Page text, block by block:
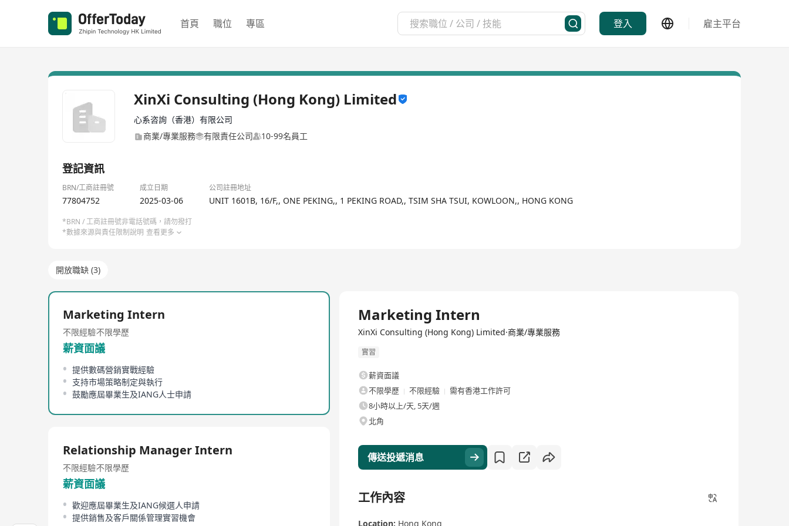
首頁 職位 專區 登入 雇主平台
XinXi Consulting (Hong Kong) Limited
心系咨詢（香港）有限公司
商業/專業服務
有限責任公司 10-99名員工
登記資訊
BRN/工商註冊號 成立日期 公司註冊地址
77804752 2025-03-06 UNIT 1601B, 16/F,, ONE PEKING,, 1 PEKING ROAD,, TSIM SHA TSUI, KOWLOON,, HONG KONG
*BRN / 工商註冊號非電話號碼，請勿撥打
*數據來源與責任限制說明 查看更多
開放職缺 (3)
Marketing Intern
不限經驗不限學歷
薪資面議
提供數碼營銷實戰經驗
支持市場策略制定與執行
鼓勵應屆畢業生及IANG人士申請
Relationship Manager Intern
不限經驗不限學歷
薪資面議
歡迎應屆畢業生及IANG候選人申請
提供銷售及客戶關係管理實習機會
Marketing Intern
XinXi Consulting (Hong Kong) Limited·商業/專業服務
實習
薪資面議
不限學歷
不限經驗
需有香港工作許可
8小時以上/天, 5天/週
北角
傳送投遞消息
工作內容
Location: Hong Kong